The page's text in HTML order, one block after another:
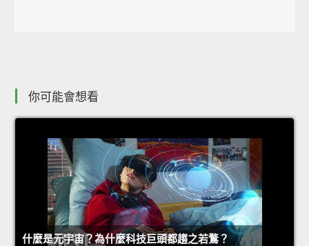
你可能會想看
什麼是元宇宙？為什麼科技巨頭都趨之若鶩？